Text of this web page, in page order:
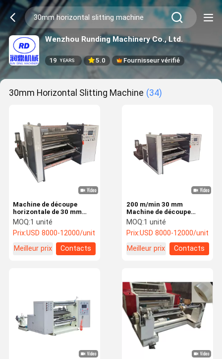
Wenzhou Runding Machinery Co., Ltd.
19 YEARS 5.0 Fournisseur vérifié
30mm Horizontal Slitting Machine (34)
Machine de découpe
horizontale de 30 mm
PLC, machine de découpe
de papier à régulation de
tension entièrement
MOQ:1 unité
Prix:USD 8000-12000/unit
Meilleur prix
Contacts
200 m/min 30 mm
Machine de découpe
horizontale Machine de
découpe longitudinale
Kraft Machine de
découpeuse de papier
MOQ:1 unité
Prix:USD 8000-12000/unit
Meilleur prix
Contacts